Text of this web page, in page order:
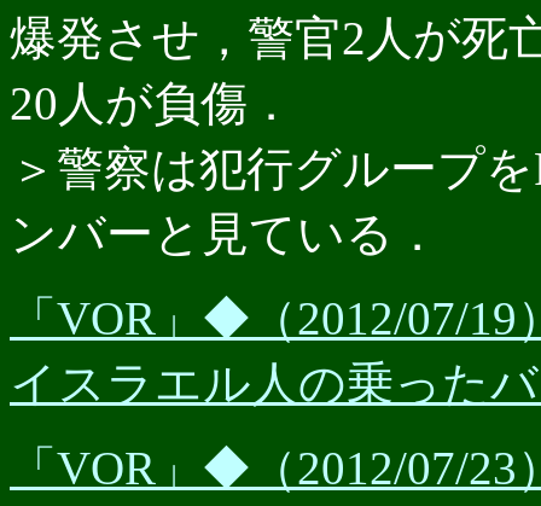
爆発させ，警官2人が死
20人が負傷．
＞警察は犯行グループ
ンバーと見ている．
「VOR」◆（2012/07/
イスラエル人の乗った
「VOR」◆（2012/07/